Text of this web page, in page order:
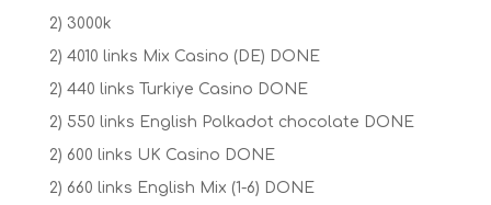
2) 3000k
2) 4010 links Mix Casino (DE) DONE
2) 440 links Turkiye Casino DONE
2) 550 links English Polkadot chocolate DONE
2) 600 links UK Casino DONE
2) 660 links English Mix (1-6) DONE